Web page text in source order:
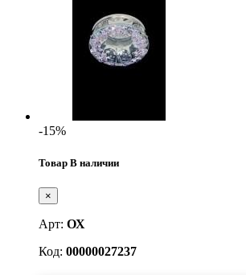
-15%
Товар В наличии
×
Арт: ОХ
Код: 00000027237